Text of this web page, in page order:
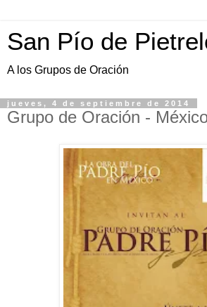
San Pío de
A los Grupos de Oración
jueves, 4 de septiembre de 2014
Grupo de Oración -